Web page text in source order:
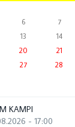
6 7
13 14
20 21
27 28
KAMPI
- 17:00